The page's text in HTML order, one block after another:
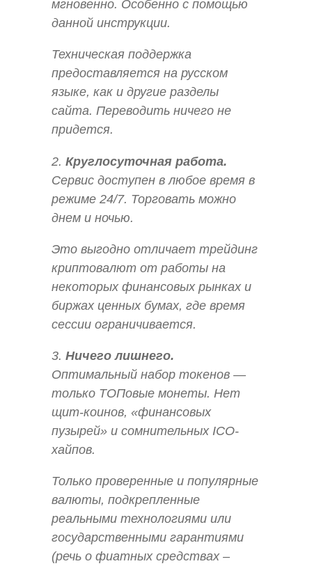
мгновенно. Особенно с помощью
данной инструкции.
Техническая поддержка
предоставляется на русском
языке, как и другие разделы
сайта. Переводить ничего не
придется.
2. Круглосуточная работа.
Сервис доступен в любое время в
режиме 24/7. Торговать можно
днем и ночью.
Это выгодно отличает трейдинг
криптовалют от работы на
некоторых финансовых рынках и
биржах ценных бумах, где время
сессии ограничивается.
3. Ничего лишнего.
Оптимальный набор токенов —
только ТОПовые монеты. Нет
щит-коинов, «финансовых
пузырей» и сомнительных ICO-
хайпов.
Только проверенные и популярные
валюты, подкрепленные
реальными технологиями или
государственными гарантиями
(речь о фиатных средствах –